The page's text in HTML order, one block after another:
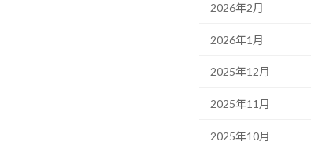
2026年2月
2026年1月
2025年12月
2025年11月
2025年10月